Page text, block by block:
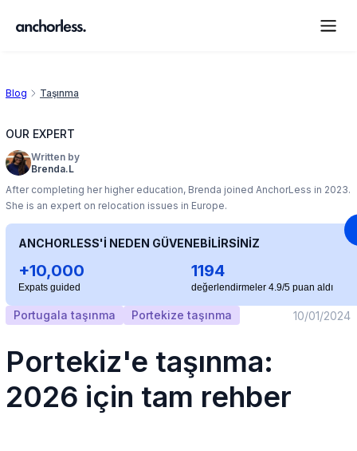
Blog Taşınma
OUR EXPERT
Written by
Brenda.L
After completing her higher education, Brenda joined AnchorLess in 2023.
She is an expert on relocation issues in Europe.
ANCHORLESS'İ NEDEN GÜVENEBİLİRSİNİZ
+10,000
Expats guided
1194
değerlendirmeler 4.9/5 puan aldı
Portugala taşınma Portekize taşınma 10/01/2024
Portekiz'e taşınma:
2026 için tam rehber